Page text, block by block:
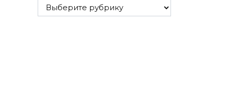
Все
рубрики